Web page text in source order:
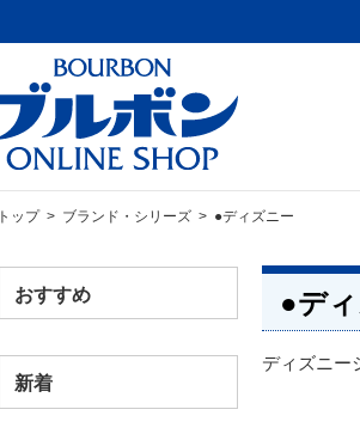
トップ> ブランド・シリーズ> ●ディズニー
おすすめ
新着
●デ
ディズニー